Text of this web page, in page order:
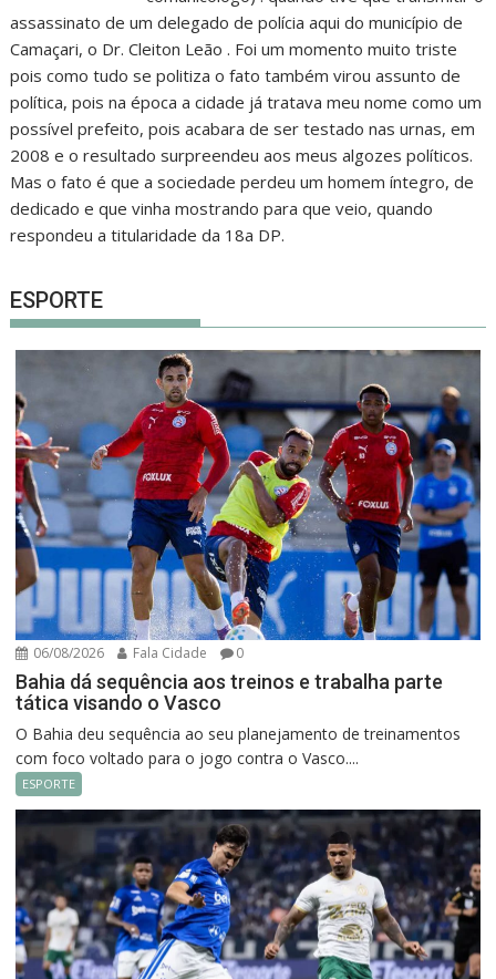
assassinato de um delegado de polícia aqui do município de
Camaçari, o Dr. Cleiton Leão . Foi um momento muito triste
pois como tudo se politiza o fato também virou assunto de
política, pois na época a cidade já tratava meu nome como um
possível prefeito, pois acabara de ser testado nas urnas, em
2008 e o resultado surpreendeu aos meus algozes políticos.
Mas o fato é que a sociedade perdeu um homem íntegro, de
dedicado e que vinha mostrando para que veio, quando
respondeu a titularidade da 18a DP.
ESPORTE
06/08/2026 Fala Cidade 0
Bahia dá sequência aos treinos e trabalha parte
tática visando o Vasco
O Bahia deu sequência ao seu planejamento de treinamentos
com foco voltado para o jogo contra o Vasco....
ESPORTE